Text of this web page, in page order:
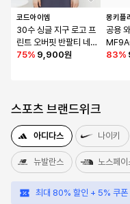
코드아이엠
30수 싱글 지구 로고 프
린트 오버핏 반팔티 네
이비
75% 9,900원
몽키플
공용
83%
스포츠 브랜드위크
아디다스 나이키
뉴발란스 노스페이
최대 80% 할인 + 5% 쿠폰